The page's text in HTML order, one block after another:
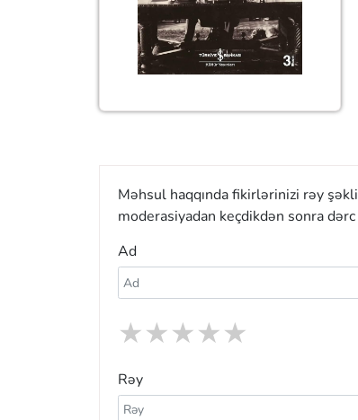
Məhsul haqqında fikirlərinizi rəy
moderasiyadan keçdikdən sonra
Ad
★
★
★
★
★
Rəy